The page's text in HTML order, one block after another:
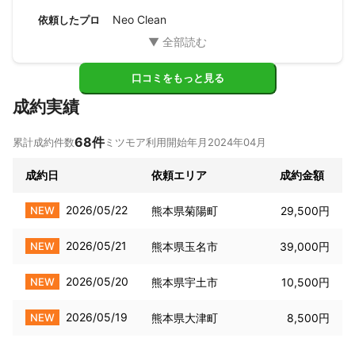
次回も依頼させていただきます。
依頼したプロ Neo Clean
口コミをもっと見る
成約実績
累計成約件数68件ミツモア利用開始年月 2024年04月
成約日 依頼エリア 成約金額
NEW 2026/05/22 熊本県菊陽町 29,500円
NEW 2026/05/21 熊本県玉名市 39,000円
NEW 2026/05/20 熊本県宇土市 10,500円
NEW 2026/05/19 熊本県大津町 8,500円